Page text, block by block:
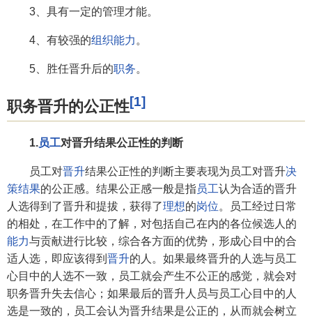
3、具有一定的管理才能。
4、有较强的组织能力 。
5、胜任晋升后的职务。
职务晋升的公正性[1]
1.员工对晋升结果公正性的判断
员工对晋升结果公正性的判断主要表现为员工对晋升决
策结果的公正感。结果公正感一般是指 员工认为合适的晋升
人选得到了晋升和提拔，获得了理想的岗位。员工经过日常
的相处，在工作中的了解，对包括自己在内的各位候选人的
能力与贡献进行比较，综合各方面的优势，形成心目中的合
适人选，即应该得到 晋升的人。如果最终晋升的人选与员工
心目中的人选不一致，员工就会产生不公正的感觉，就会对
职务晋升失去信心；如果最后的晋升人员与员工心目中的人
选是一致的，员工会认为晋升结果是公正的，从而就会树立